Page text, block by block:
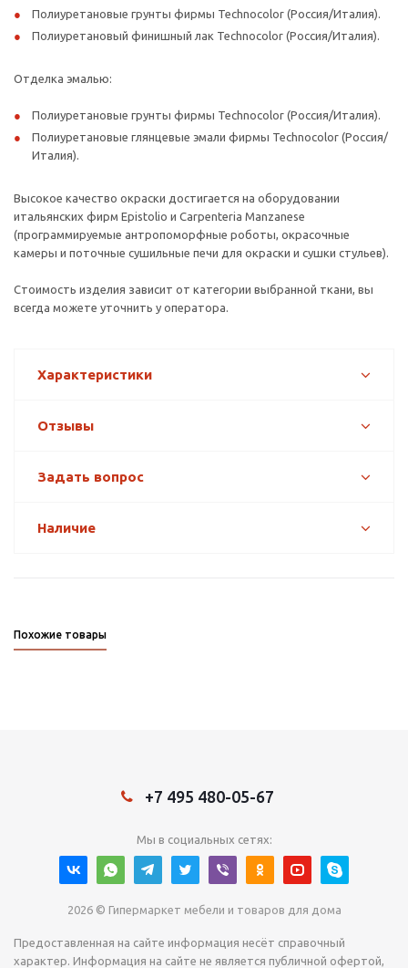
Полиуретановые грунты фирмы Technocolor (Россия/Италия).
Полиуретановый финишный лак Technocolor (Россия/Италия).
Отделка эмалью:
Полиуретановые грунты фирмы Technocolor (Россия/Италия).
Полиуретановые глянцевые эмали фирмы Technocolor (Россия/
Италия).
Высокое качество окраски достигается на оборудовании
итальянских фирм Epistolio и Carpenteria Manzanese
(программируемые антропоморфные роботы, окрасочные
камеры и поточные сушильные печи для окраски и сушки стульев).
Стоимость изделия зависит от категории выбранной ткани, вы
всегда можете уточнить у оператора.
Характеристики
Отзывы
Задать вопрос
Наличие
Похожие товары
+7 495 480-05-67
Мы в социальных сетях:
2026 © Гипермаркет мебели и товаров для дома
Предоставленная на сайте информация несёт справочный
характер. Информация на сайте не является публичной офертой,